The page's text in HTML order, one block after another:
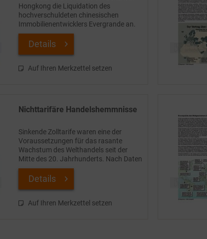
Hongkong die Liquidation des
hochverschuldeten chinesischen
Immobilienentwicklers Evergrande an.
Mit dem spektakulären Scheitern eines
der größten Unternehmen der
Details
Auf Ihren Merkzettel setzen
Nichttarifäre Handelshemmnisse
Sinkende Zolltarife waren eine der
Voraussetzungen für das rasante
Wachstum des Welthandels seit der
Mitte des 20. Jahrhunderts. Nach Daten
der Weltbank sank der gewichtete
Durchschnitts-Zollsatz im Welthandel
Details
Auf Ihren Merkzettel setzen